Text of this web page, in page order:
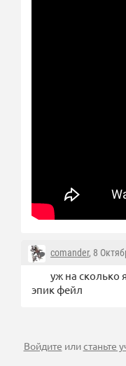
comander, 8
уж на сколько
эпик фейл
Войдите илистаньте